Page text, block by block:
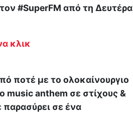
#SuperFM από τη Δευτέρα
κλικ
ποτέ με το ολοκαίνουργιο
music anthem σε στίχους &
παρασύρει σε ένα